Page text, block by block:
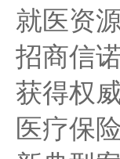
就医
招商信
获得权
医疗保